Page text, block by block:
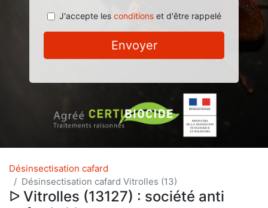
J'accepte les conditionset d'être rappelé
Envoyer
Désinsectisation cafard
Désinsectisation cafard Vitrolles (13)
ᐅ Vitrolles (13127) : société anti